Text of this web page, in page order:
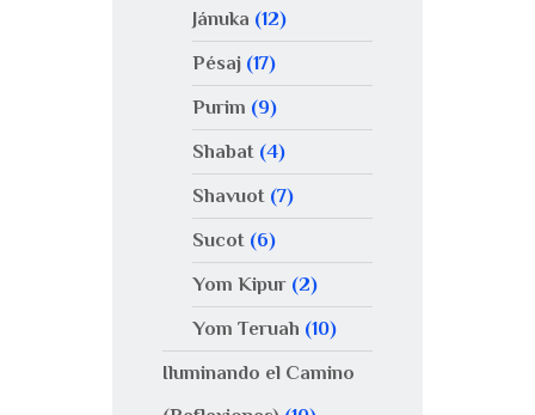
Jánuka (12)
Pésaj(17)
Purim (9)
Shabat(4)
Shavuot(7)
Sucot(6)
Yom Kipur(2)
Yom Teruah (10)
Iluminando el Camino